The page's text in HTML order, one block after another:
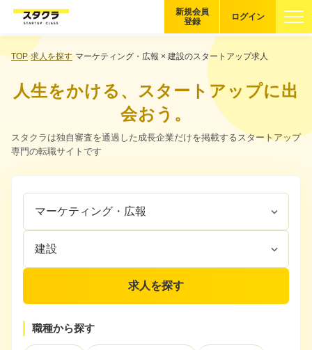
ブックマーク
企業を探す
適性診断 無料・5分
スタクラが選ばれる理由
スタートアップ厳選の仕組み
Startup Magazine
ログイン
新規会員
登録
TOP 求人を探す マーケティング・広報 × 建設のスタートアップ求人
人生をかける、スタートアップに出
会おう。
スタクラは独自審査を通過した成長企業だけを掲載するスタートアップ
専門の転職サイトです
職
を
企
カ
リ
選
求人を探す
職種から探す